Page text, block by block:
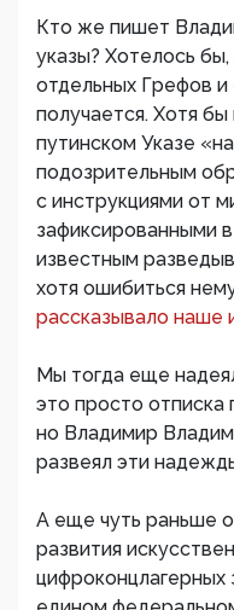
Кто же пишет
указы? Хотелось бы,
отдельных Грефов
получается. Хотя
путинском Указе
подозрительным
с инструкциями от
зафиксированными
известным
хотя ошибиться
рассказывало наше
Мы тогда еще
это просто
но Владимир
развеял эти
А еще чуть раньше
развития
цифроконцлагерных